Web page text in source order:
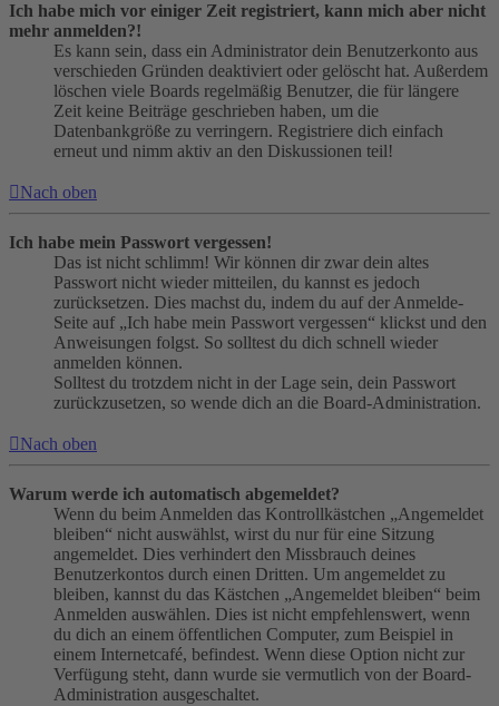
Ich habe mich vor einiger Zeit registriert, kann mich aber nicht
mehr anmelden?!
Es kann sein, dass ein Administrator dein Benutzerkonto aus
verschieden Gründen deaktiviert oder gelöscht hat. Außerdem
löschen viele Boards regelmäßig Benutzer, die für längere
Zeit keine Beiträge geschrieben haben, um die
Datenbankgröße zu verringern. Registriere dich einfach
erneut und nimm aktiv an den Diskussionen teil!
Nach oben
Ich habe mein Passwort vergessen!
Das ist nicht schlimm! Wir können dir zwar dein altes
Passwort nicht wieder mitteilen, du kannst es jedoch
zurücksetzen. Dies machst du, indem du auf der Anmelde-
Seite auf „Ich habe mein Passwort vergessen“ klickst und den
Anweisungen folgst. So solltest du dich schnell wieder
anmelden können.
Solltest du trotzdem nicht in der Lage sein, dein Passwort
zurückzusetzen, so wende dich an die Board-Administration.
Nach oben
Warum werde ich automatisch abgemeldet?
Wenn du beim Anmelden das Kontrollkästchen „Angemeldet
bleiben“ nicht auswählst, wirst du nur für eine Sitzung
angemeldet. Dies verhindert den Missbrauch deines
Benutzerkontos durch einen Dritten. Um angemeldet zu
bleiben, kannst du das Kästchen „Angemeldet bleiben“ beim
Anmelden auswählen. Dies ist nicht empfehlenswert, wenn
du dich an einem öffentlichen Computer, zum Beispiel in
einem Internetcafé, befindest. Wenn diese Option nicht zur
Verfügung steht, dann wurde sie vermutlich von der Board-
Administration ausgeschaltet.